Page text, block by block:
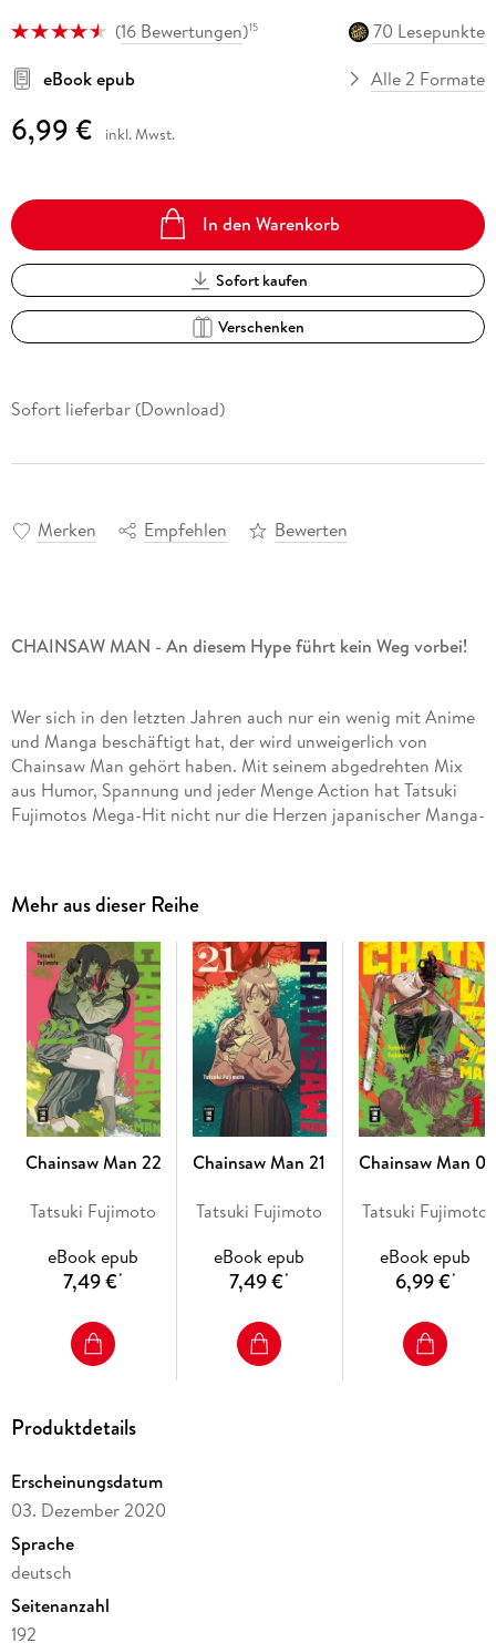
(16 Bewertungen)15
70 Lesepunkte
eBook epub
Alle 2 Formate
6,99 € inkl. Mwst.
In den Warenkorb
Sofort kaufen
Verschenken
Sofort lieferbar (Download)
Merken Empfehlen Bewerten
CHAINSAW MAN - An diesem Hype führt kein Weg vorbei!
Wer sich in den letzten Jahren auch nur ein wenig mit Anime
und Manga beschäftigt hat, der wird unweigerlich von
Chainsaw Man gehört haben. Mit seinem abgedrehten Mix
aus Humor, Spannung und jeder Menge Action hat Tatsuki
Fujimotos Mega-Hit nicht nur die Herzen japanischer Manga-
Inhalt Band 2:Von Power in die Klauen des Fledermausteufels
gelockt findet sich Denji plötzlich in einem blutigen Kampf
auf Leben und Tod wieder. Doch so schnell darf er sich nicht
geschlagen geben, denn Makima hat einen ganz besonderen
Auftrag für ihn. . . und eine unerwartete Belohnung!
"Blutig, lustig und actiongeladen."
- Manga Passion.
--- Dieses spezielle E-Book-Format kann auf allen aktuelleren
Tablets und Geräten mit Zoomfunktion gelesen werden. Dein
Leseprogramm sollte die Darstellung von Fixed-Image-E-Books im
Informationen findest du auf der Homepage von Egmont Manga.
---
Mehr aus dieser Reihe
Chainsaw Man 22
Tatsuki Fujimoto
eBook epub
7,49 €*
Chainsaw Man 21
Tatsuki Fujimoto
eBook epub
7,49 €*
Chainsaw Man 01
Tatsuki Fujimoto
eBook epub
6,99 €*
Produktdetails
Erscheinungsdatum
03. Dezember 2020
Sprache
deutsch
Seitenanzahl
192